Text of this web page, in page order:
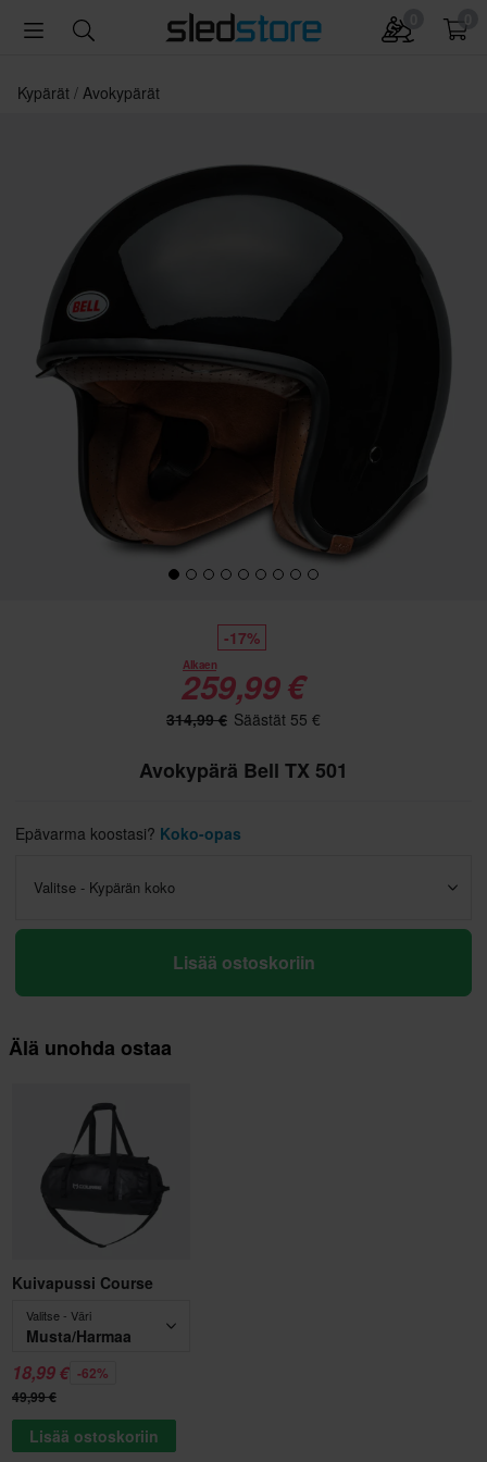
Kypärät Avokypärät
-17%
Alkaen
259,99 €
314,99 € Säästät 55 €
Avokypärä Bell TX 501
Epävarma koostasi? Koko-opas
Valitse - Kypärän koko
Lisää ostoskoriin
Älä unohda ostaa
Kuivapussi Course
Valitse - Väri
Musta/Harmaa
18,99 € -62%
49,99 €
Lisää ostoskoriin